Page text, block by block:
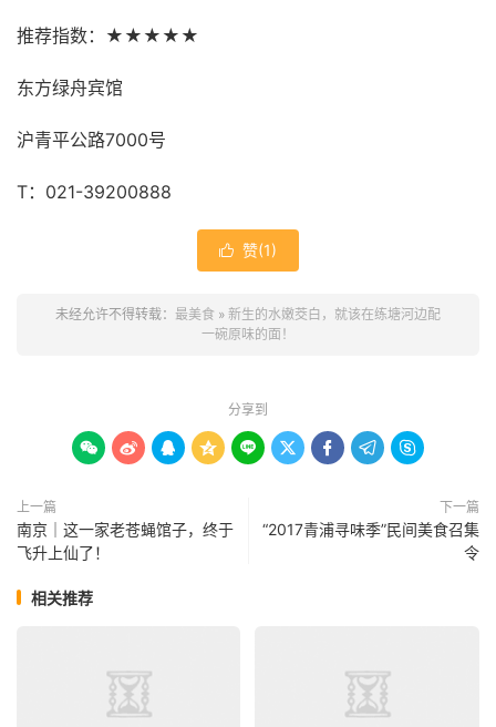
推荐指数：★★★★★
东方绿舟宾馆
沪青平公路7000号
T：021-39200888
 赞(1)
未经允许不得转载： 最美食 » 新生的水嫩茭白，就该在练塘河边配
一碗原味的面！
分享到
        
上一篇
南京｜这一家老苍蝇馆子，终于
飞升上仙了！
下一篇
“2017青浦寻味季”民间美食召集
令
相关推荐